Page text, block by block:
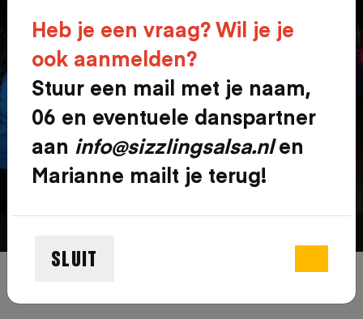
Heb je een vraag? Wil je je
ook aanmelden?
Stuur een mail met je naam,
06 en eventuele danspartner
aan info@sizzlingsalsa.nlen
Marianne mailt je terug!
SLUIT